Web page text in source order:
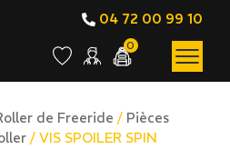
04 72 00 99 10
0
de Freeride / Pièces
/ VIS SPOILER SPIN